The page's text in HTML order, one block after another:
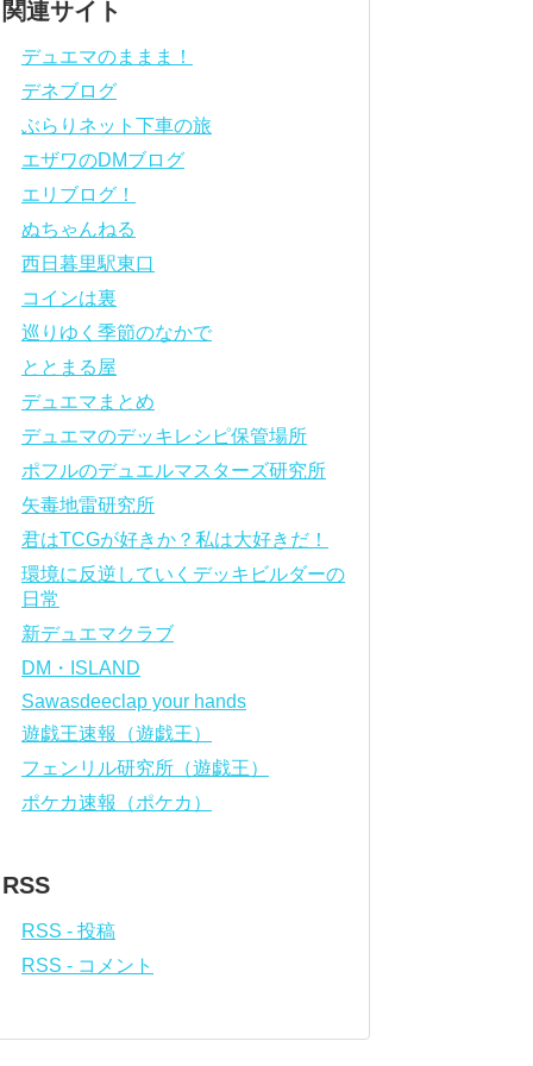
関連サイト
デュエマのままま！
デネブログ
ぶらりネット下車の旅
エザワのDMブログ
エリブログ！
ぬちゃんねる
西日暮里駅東口
コインは裏
巡りゆく季節のなかで
ととまる屋
デュエマまとめ
デュエマのデッキレシピ保管場所
ポフルのデュエルマスターズ研究所
矢毒地雷研究所
君はTCGが好きか？私は大好きだ！
環境に反逆していくデッキビルダーの
日常
新デュエマクラブ
DM・ISLAND
Sawasdeeclap your hands
遊戯王速報（遊戯王）
フェンリル研究所（遊戯王）
ポケカ速報（ポケカ）
RSS
RSS - 投稿
RSS - コメント